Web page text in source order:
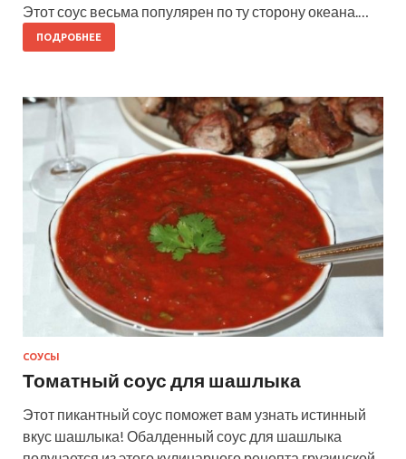
Этот соус весьма популярен по ту сторону океана.…
ПОДРОБНЕЕ
СОУСЫ
Томатный соус для шашлыка
Этот пикантный соус поможет вам узнать истинный
вкус шашлыка! Обалденный соус для шашлыка